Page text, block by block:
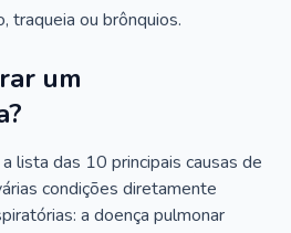
traqueia ou brônquios.
um
lista das 10 principais causas de
condições diretamente
a doença pulmonar